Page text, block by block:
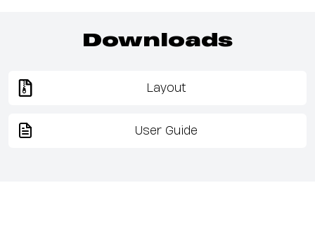
Downloads
Layout
User Guide